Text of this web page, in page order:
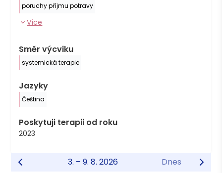
poruchy příjmu potravy
Více
Směr výcviku
systemická terapie
Jazyky
Čeština
Poskytuji terapii od roku
2023
3. – 9. 8. 2026 Dnes